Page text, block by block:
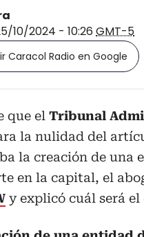
10/2024 - 10:26 GMT-5
Caracol Radio en Google
que el Tribunal
la nulidad del
la creación de una
en la capital, el
y explicó cuál será el